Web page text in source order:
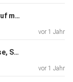
Welche Fähigkeiten benötige ich auf meinem Weg als Heilpraktikerin für Psychotherapie?
vor 1 Jahr
Schematherapie: Grundbedürfnisse, Schemata & Bewältigungsmodi verstehen
vor 1 Jahr